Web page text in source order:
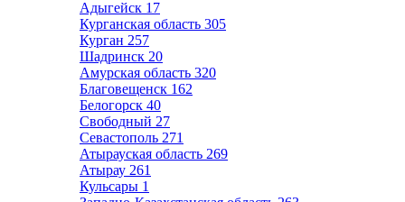
Адыгейск 17
Курганская область 305
Курган 257
Шадринск 20
Амурская область 320
Благовещенск 162
Белогорск 40
Свободный 27
Севастополь 271
Атырауская область 269
Атырау 261
Кульсары 1